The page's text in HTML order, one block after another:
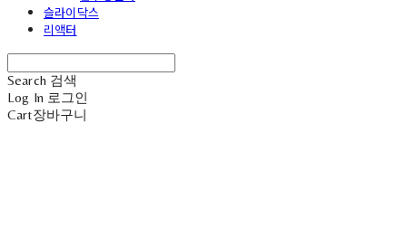
슬라이닥스
리액터
Search 검색
Log In 로그인
Cart장바구니